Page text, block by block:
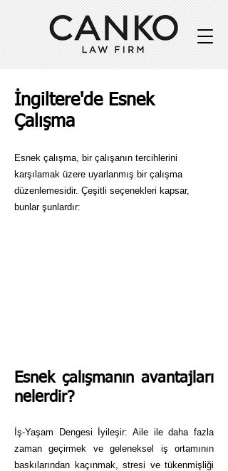
İngiltere'de Esnek
Çalışma
Esnek çalışma, bir çalışanın tercihlerini
karşılamak üzere uyarlanmış bir çalışma
düzenlemesidir. Çeşitli seçenekleri kapsar,
bunlar şunlardır:
Esnek çalışmanın avantajları
nelerdir?
İş-Yaşam Dengesi İyileşir: Aile ile daha fazla
zaman geçirmek ve geleneksel iş ortamının
baskılarından kaçınmak, stresi ve tükenmişliği